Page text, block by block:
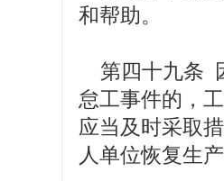
和帮助。
第四十九条
怠工事件的，
应当及时采取
人单位恢复生